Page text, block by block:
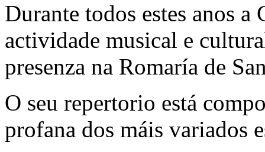
Durante todos estes anos
actividade musical e
presenza na Romaría de
O seu repertorio está
profana dos máis variados